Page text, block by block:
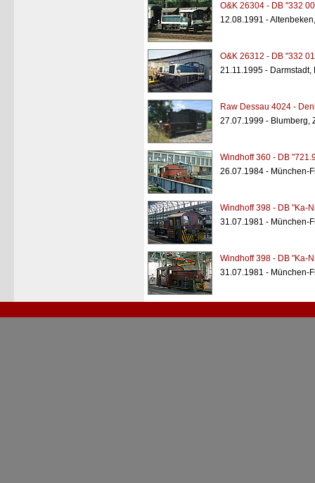
O&K 26304 - DB "332
12.08.1991 -
O&K 26312 - DB "332
21.11.1995 -
Raw Dessau 4024 -
27.07.1999 - Blumberg,
Windhoff 360 - DB
26.07.1984 - München-
Windhoff 398 - DB "Ka-
31.07.1981 - München-
Windhoff 398 - DB "Ka-
31.07.1981 - München-